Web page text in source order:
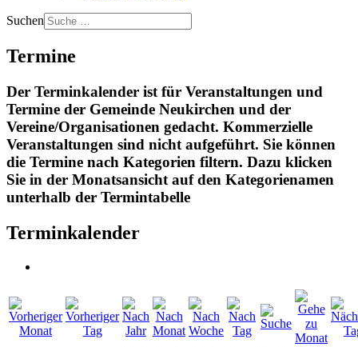
Suchen
Termine
Der Terminkalender ist für Veranstaltungen und
Termine der Gemeinde Neukirchen und der
Vereine/Organisationen gedacht. Kommerzielle
Veranstaltungen sind nicht aufgeführt. Sie können
die Termine nach Kategorien filtern. Dazu klicken
Sie in der Monatsansicht auf den Kategorienamen
unterhalb der Termintabelle
Terminkalender